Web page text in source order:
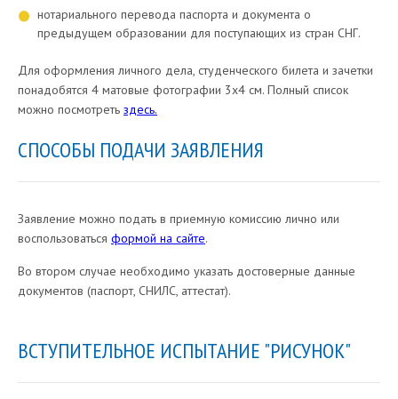
нотариального перевода паспорта и документа о
предыдущем образовании для поступающих из стран СНГ.
Для оформления личного дела, студенческого билета и зачетки
понадобятся 4 матовые фотографии 3х4 см. Полный список
можно посмотреть здесь.
СПОСОБЫ ПОДАЧИ ЗАЯВЛЕНИЯ
Заявление можно подать в приемную комиссию лично или
воспользоваться формой на сайте.
Во втором случае необходимо указать достоверные данные
документов (паспорт, СНИЛС, аттестат).
ВСТУПИТЕЛЬНОЕ ИСПЫТАНИЕ "РИСУНОК"